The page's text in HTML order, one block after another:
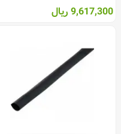
9,617,300 ریال